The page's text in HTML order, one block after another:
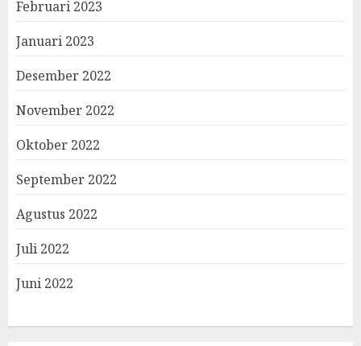
Februari 2023
Januari 2023
Desember 2022
November 2022
Oktober 2022
September 2022
Agustus 2022
Juli 2022
Juni 2022